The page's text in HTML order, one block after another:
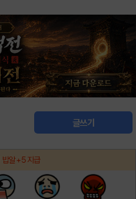
글쓰기
밥알 +5 지급